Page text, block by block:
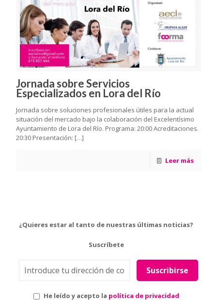
Jornada sobre Servicios
Especializados en Lora del Río
Jornada sobre soluciones profesionales útiles para la actual
situación del mercado bajo la colaboración del Excelentísimo
Ayuntamiento de Lora del Río. Programa: 20:00 Acreditaciones.
20:30 Presentación: […]
Leer más
¿Quieres estar al tanto de nuestras últimas noticias?
Suscríbete
He leído y acepto la política de privacidad